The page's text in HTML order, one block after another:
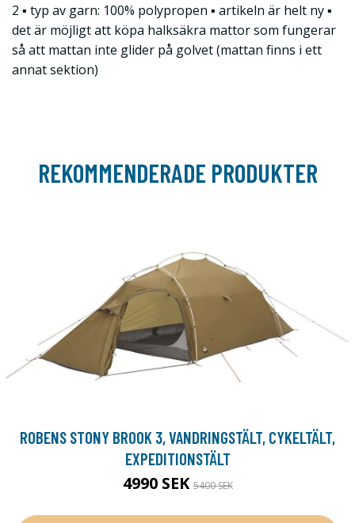
2 ▪ typ av garn: 100% polypropen ▪ artikeln är helt ny ▪
det är möjligt att köpa halksäkra mattor som fungerar
så att mattan inte glider på golvet (mattan finns i ett
annat sektion)
REKOMMENDERADE PRODUKTER
ROBENS STONY BROOK 3, VANDRINGSTÄLT, CYKELTÄLT,
EXPEDITIONSTÄLT
4990 SEK5400 SEK